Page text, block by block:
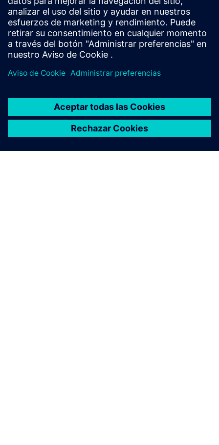
Tribunal Nacional, KRS 0000031854, Capital social:
96,831,415.00 PLN, número de identificación fiscal (NIP):
526-03-02-870